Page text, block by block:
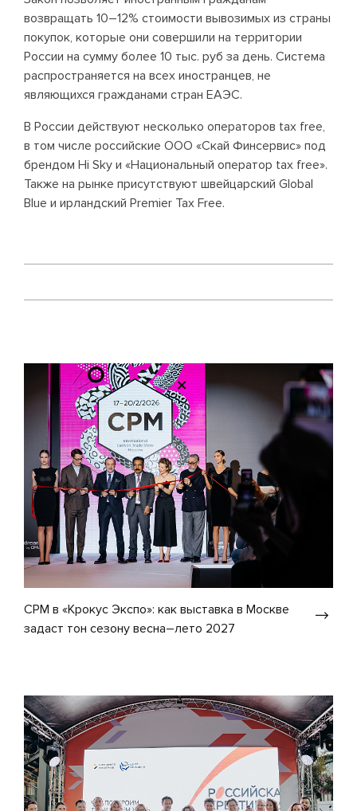
возвращать 10–12% стоимости вывозимых из страны
покупок, которые они совершили на территории
России на сумму более 10 тыс. руб за день. Система
распространяется на всех иностранцев, не
являющихся гражданами стран ЕАЭС.
В России действуют несколько операторов tax free,
в том числе российские ООО «Скай Финсервис» под
брендом Hi Sky и «Национальный оператор tax free».
Также на рынке присутствуют швейцарский Global
Blue и ирландский Premier Tax Free.
CPM в «Крокус Экспо»: как выставка в Москве
задаст тон сезону весна–лето 2027